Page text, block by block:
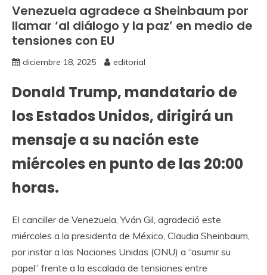
Venezuela agradece a Sheinbaum por
llamar ‘al diálogo y la paz’ en medio de
tensiones con EU
diciembre 18, 2025 editorial
Donald Trump, mandatario de
los Estados Unidos, dirigirá un
mensaje a su nación este
miércoles en punto de las 20:00
horas.
El canciller de Venezuela, Yván Gil, agradeció este
miércoles a la presidenta de México, Claudia Sheinbaum,
por instar a las Naciones Unidas (ONU) a “asumir su
papel” frente a la escalada de tensiones entre